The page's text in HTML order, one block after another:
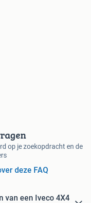
op je zoekopdracht en de
deze FAQ
van een Iveco 4X4